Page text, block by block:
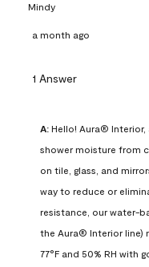
Mindy
a month ago
1 Answer
A: Hello! Aura®
shower moisture from
on tile, glass, and
way to reduce or
resistance, our water-
the Aura® Interior line)
77°F and 50% RH with